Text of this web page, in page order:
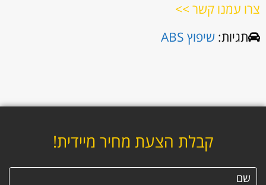
צרו עמנו קשר >>
תגיות: שיפוץ ABS
קבלת הצעת מחיר מיידית!